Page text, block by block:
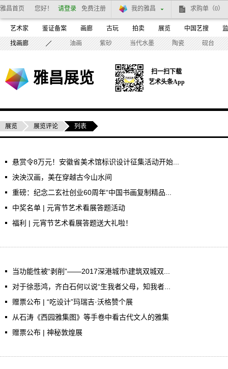
雅昌首页 您好！ 请登录 免费注册 我的雅昌 求购单 （0）
艺术家 鉴证备案 画廊 古玩 拍卖 展览 中国艺搜
找画廊 油画 紫砂 当代水墨 陶瓷 砚台
雅昌展览
扫一扫下载
艺术头条App
展览 展览评论 列表
悬赏令8万元！安徽省美术馆标识设计征集活动开始...
泱泱汉画，美在穿越古今山水间
重磅：纪念二玄社创业60周年“中国书画复制精品...
中奖名单 | 元宵节艺术看展答题活动
福利 | 元宵节艺术看展答题送大礼啦！
当功能性被“剥削”——2017深港城市\建筑双城双...
对于徐悲鸿，齐白石何以说“生我者父母，知我者...
赠票公布 | “吃设计”玛瑞吉·沃格赞个展
从石涛《西园雅集图》等手卷中看古代文人的雅集
赠票公布 | 神秘敦煌展